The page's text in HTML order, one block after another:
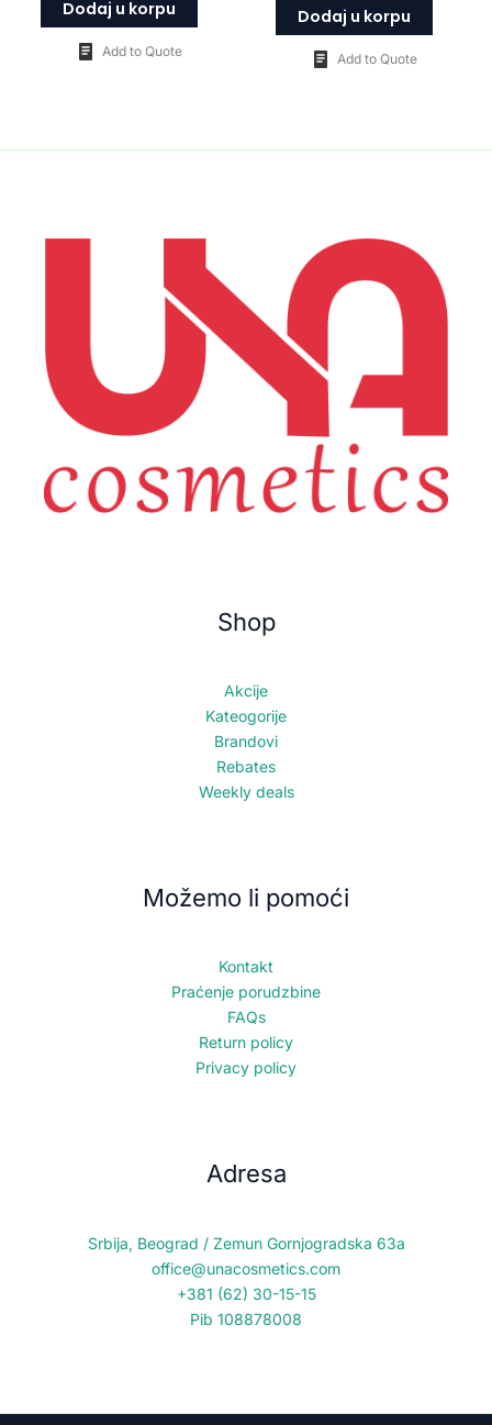
Dodaj u korpu
Add to Quote
Dodaj u korpu
Add to Quote
Shop
Akcije
Kateogorije
Brandovi
Rebates
Weekly deals
Možemo li pomoći
Kontakt
Praćenje porudzbine
FAQs
Return policy
Privacy policy
Adresa
Srbija, Beograd / Zemun Gornjogradska 63a
office@unacosmetics.com
+381 (62) 30-15-15
Pib 108878008